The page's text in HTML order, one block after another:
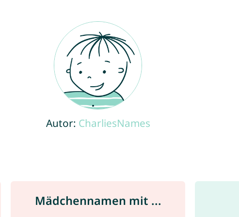
Autor: CharliesNames
Mädchennamen mit ...